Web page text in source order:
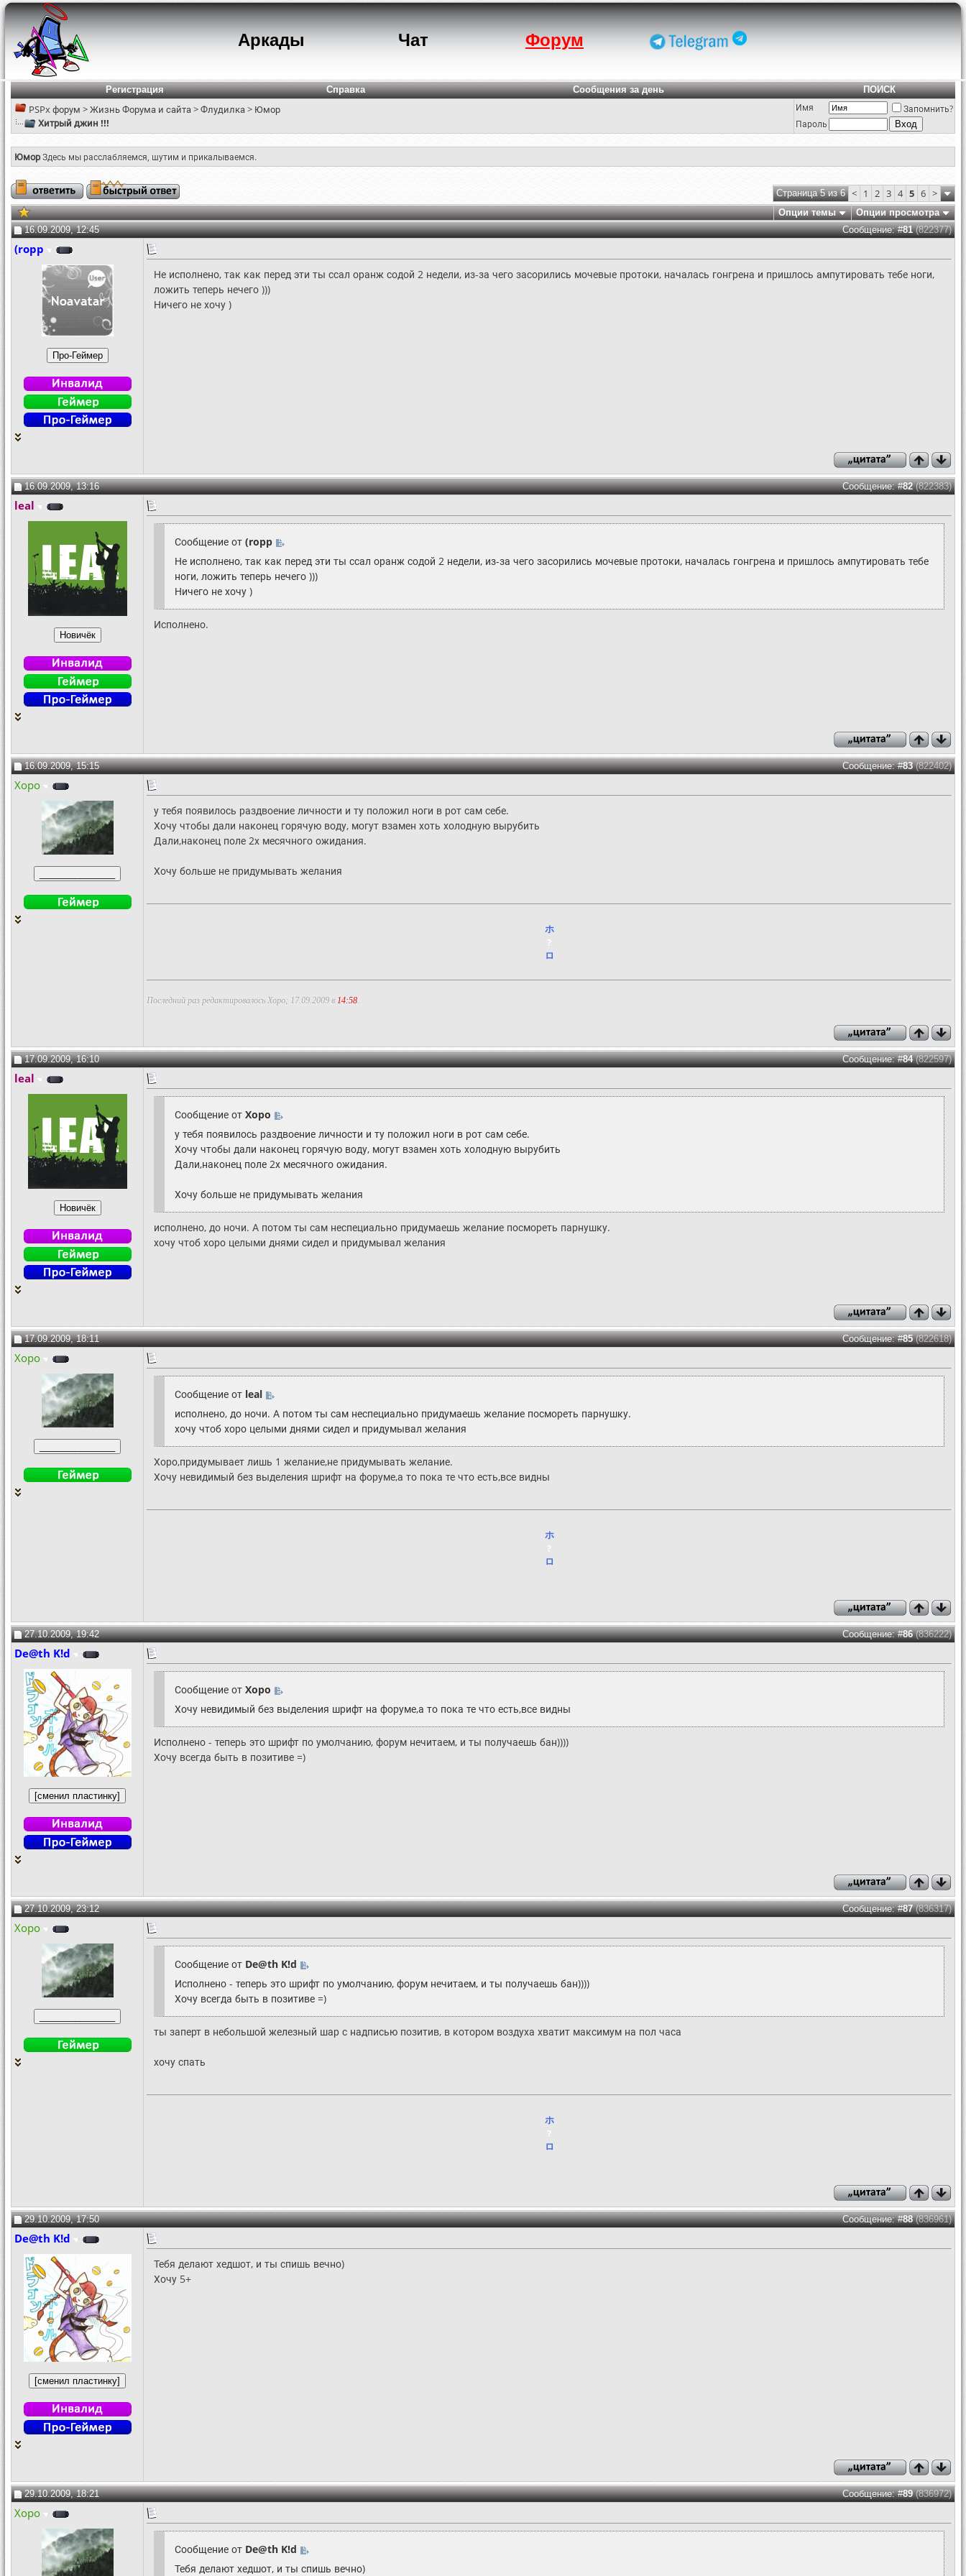
Аркады Чат Форум
Регистрация Справка Сообщения за день ПОИСК
PSPx форум >Жизнь Форума и сайта>Флудилка> Юмор
Хитрый джин !!!
Имя
Запомнить?
Пароль
ЮморЗдесь мы расслабляемся, шутим и прикалываемся.
Страница 5 из 6 < 1 2 3 4 5 6 >
Опции темы
Опции просмотра
16.09.2009, 12:45
Сообщение: #81(822377)
(ropp
Не исполнено, так как перед эти ты ссал оранж содой 2 недели, из-за чего засорились мочевые протоки, началась гонгрена и пришлось ампутировать тебе ноги,
ложить теперь нечего )))
Ничего не хочу )
16.09.2009, 13:16 Сообщение: #82(822383)
leal
Сообщение от (ropp
Не исполнено, так как перед эти ты ссал оранж содой 2 недели, из-за чего засорились мочевые протоки, началась гонгрена и пришлось ампутировать тебе
ноги, ложить теперь нечего )))
Ничего не хочу )
Исполнено.
16.09.2009, 15:15 Сообщение: #83(822402)
Xopo
у тебя появилось раздвоение личности и ту положил ноги в рот сам себе.
Хочу чтобы дали наконец горячую воду, могут взамен хоть холодную вырубить
Дали,наконец поле 2х месячного ожидания.
Хочу больше не придумывать желания
ホ
?
ロ
Последний раз редактировалось Xopo; 17.09.2009 в 14:58
17.09.2009, 16:10 Сообщение: #84(822597)
leal
Сообщение от Xopo
у тебя появилось раздвоение личности и ту положил ноги в рот сам себе.
Хочу чтобы дали наконец горячую воду, могут взамен хоть холодную вырубить
Дали,наконец поле 2х месячного ожидания.
Хочу больше не придумывать желания
исполнено, до ночи. А потом ты сам неспециально придумаешь желание посмореть парнушку.
хочу чтоб хоро целыми днями сидел и придумывал желания
17.09.2009, 18:11 Сообщение: #85(822618)
Xopo
Сообщение от leal
исполнено, до ночи. А потом ты сам неспециально придумаешь желание посмореть парнушку.
хочу чтоб хоро целыми днями сидел и придумывал желания
Хоро,придумывает лишь 1 желание,не придумывать желание.
Хочу невидимый без выделения шрифт на форуме,а то пока те что есть,все видны
ホ
?
ロ
27.10.2009, 19:42 Сообщение: #86(836222)
De@th K!d
Сообщение от Xopo
Хочу невидимый без выделения шрифт на форуме,а то пока те что есть,все видны
Исполнено - теперь это шрифт по умолчанию, форум нечитаем, и ты получаешь бан))))
Хочу всегда быть в позитиве =)
27.10.2009, 23:12 Сообщение: #87(836317)
Xopo
Сообщение от De@th K!d
Исполнено - теперь это шрифт по умолчанию, форум нечитаем, и ты получаешь бан))))
Хочу всегда быть в позитиве =)
ты заперт в небольшой железный шар с надписью позитив, в котором воздуха хватит максимум на пол часа
хочу спать
ホ
?
ロ
29.10.2009, 17:50 Сообщение: #88(836961)
De@th K!d
Тебя делают хедшот, и ты спишь вечно)
Хочу 5+
29.10.2009, 18:21 Сообщение: #89(836972)
Xopo
Сообщение от De@th K!d
Тебя делают хедшот, и ты спишь вечно)